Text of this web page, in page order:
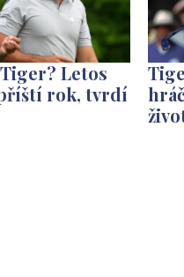
Letos
rok, tvrdí